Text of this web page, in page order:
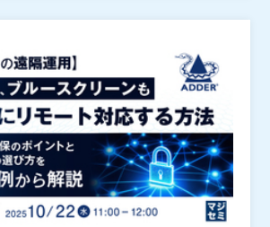
の増加を踏まえ、従来型の対策を見
。
ちです。経営層からはDX推進の一方
場は板挟みとなっています。さらに、
している場合には、リモートアクセス
ケースも見られます。こうした課題に
く、リセラーにとっては新しいセキュ
する大きな商機となります。
うした課題に応える解決策として「B
ュアSD-WANを備え、既存NW環境を
な端末利用を可能にし、統合管理によ
化できます。さらに中小企業でも導入
提供されるため、現場のIT負担を軽減
ティを強化できます。 特に、中小企
ス展開を検討しているリセラーやSIer
提案機会を広げる内容です。ぜひご参
（）
ます。